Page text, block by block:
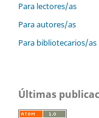
Para lectores/as
Para autores/as
Para bibliotecarios/as
Últimas